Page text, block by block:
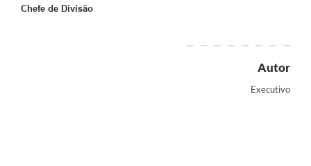
Chefe de Divisão
Autor
Executivo